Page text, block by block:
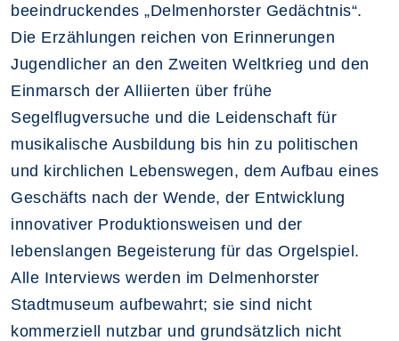
beeindruckendes „Delmenhorster Gedächtnis“.
Die Erzählungen reichen von Erinnerungen
Jugendlicher an den Zweiten Weltkrieg und den
Einmarsch der Alliierten über frühe
Segelflugversuche und die Leidenschaft für
musikalische Ausbildung bis hin zu politischen
und kirchlichen Lebenswegen, dem Aufbau eines
Geschäfts nach der Wende, der Entwicklung
innovativer Produktionsweisen und der
lebenslangen Begeisterung für das Orgelspiel.
Alle Interviews werden im Delmenhorster
Stadtmuseum aufbewahrt; sie sind nicht
kommerziell nutzbar und grundsätzlich nicht